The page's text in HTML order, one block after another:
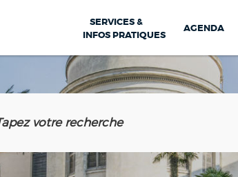
SERVICES &
INFOS PRATIQUES
AGENDA